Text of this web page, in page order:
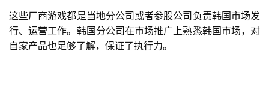
这些厂商游戏都是当地分公司或者参股公司负责韩国市场发
行、运营工作。韩国分公司在市场推广上熟悉韩国市场，对
自家产品也足够了解，保证了执行力。